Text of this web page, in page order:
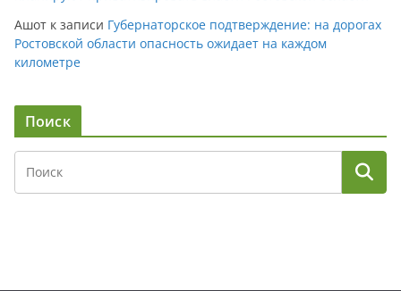
Ашот к записи Губернаторское подтверждение: на дорогах
Ростовской области опасность ожидает на каждом
километре
Поиск